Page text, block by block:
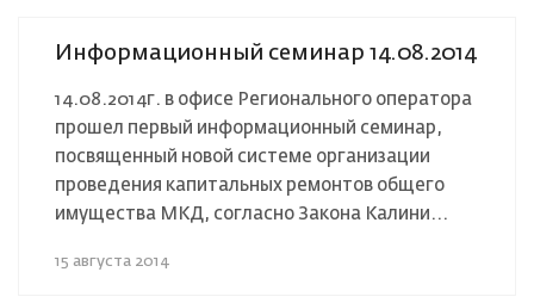
Информационный семинар 14.08.2014
14.08.2014г. в офисе Регионального оператора
прошел первый информационный семинар,
посвященный новой системе организации
проведения капитальных ремонтов общего
имущества МКД, согласно Закона Калини...
15 августа 2014